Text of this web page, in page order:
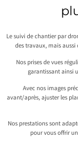
Le suivi de chantier par
des travaux, mais
Nos prises de vues
garantissant ainsi
Avec nos images
avant/après, ajuster les
Nos prestations sont
pour vous offrir